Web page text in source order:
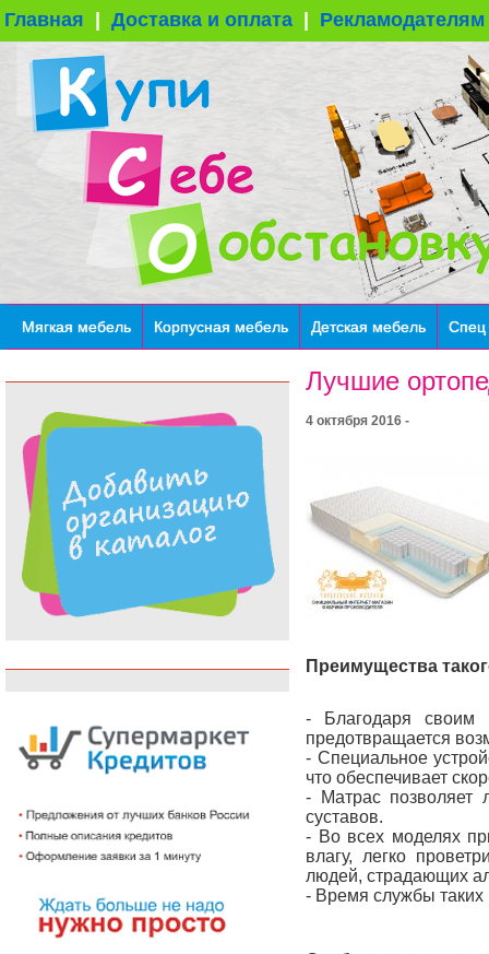
Главная Доставка и оплата Рекламодателям
Мягкая мебель Корпусная мебель Детская мебель Спец
Лучшие
4 октября 2016 -
Преимущества
- Благодаря своим
предотвращается
- Специальное
что обеспечивает
- Матрас позволяет
суставов.
- Во всех моделях
влагу, легко
людей, страдающих
- Время службы таких